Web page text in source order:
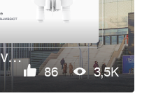
Презентация Skolkovo. Redesign
86 3,5K